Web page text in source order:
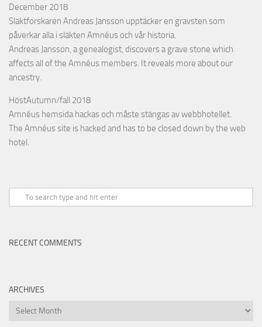
December 2018
Släktforskaren Andreas Jansson upptäcker en gravsten som
påverkar alla i släkten Amnéus och vår historia.
Andreas Jansson, a genealogist, discovers a grave stone which
affects all of the Amnéus members. It reveals more about our
ancestry.
HöstAutumn/fall 2018
Amnéus hemsida hackas och måste stängas av webbhotellet.
The Amnéus site is hacked and has to be closed down by the web
hotel.
RECENT COMMENTS
ARCHIVES
Archives